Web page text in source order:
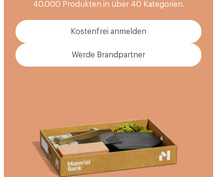
40.000 Produkten in über 40 Kategorien.
Kostenfrei anmelden
Werde Brandpartner